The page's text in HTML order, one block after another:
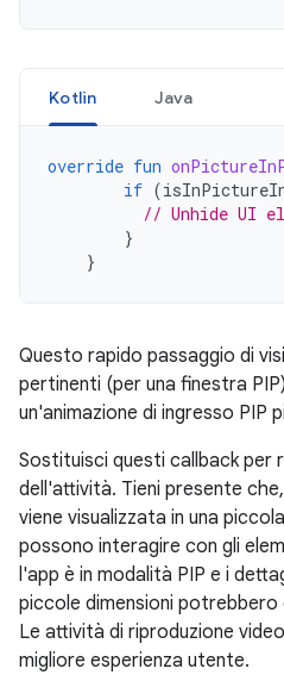
Kotlin Java
override fun
if (
// Unhide UI
}
}
Questo rapido passaggio di
pertinenti (per una finestra
un'animazione di ingresso PIP
Sostituisci questi callback per
dell'attività. Tieni presente
viene visualizzata in una
possono interagire con gli
l'app è in modalità PIP e i
piccole dimensioni
Le attività di riproduzione
migliore esperienza utente.